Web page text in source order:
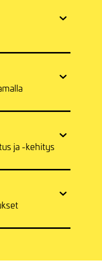
ja -kehitys